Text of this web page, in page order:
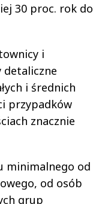
30 proc. rok do
i
detaliczne
i średnich
przypadków
znacznie
minimalnego od
od osób
grup